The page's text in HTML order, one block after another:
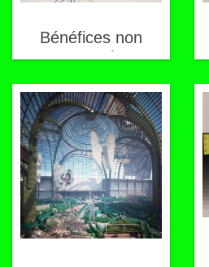
Bénéfices non
commerciaux